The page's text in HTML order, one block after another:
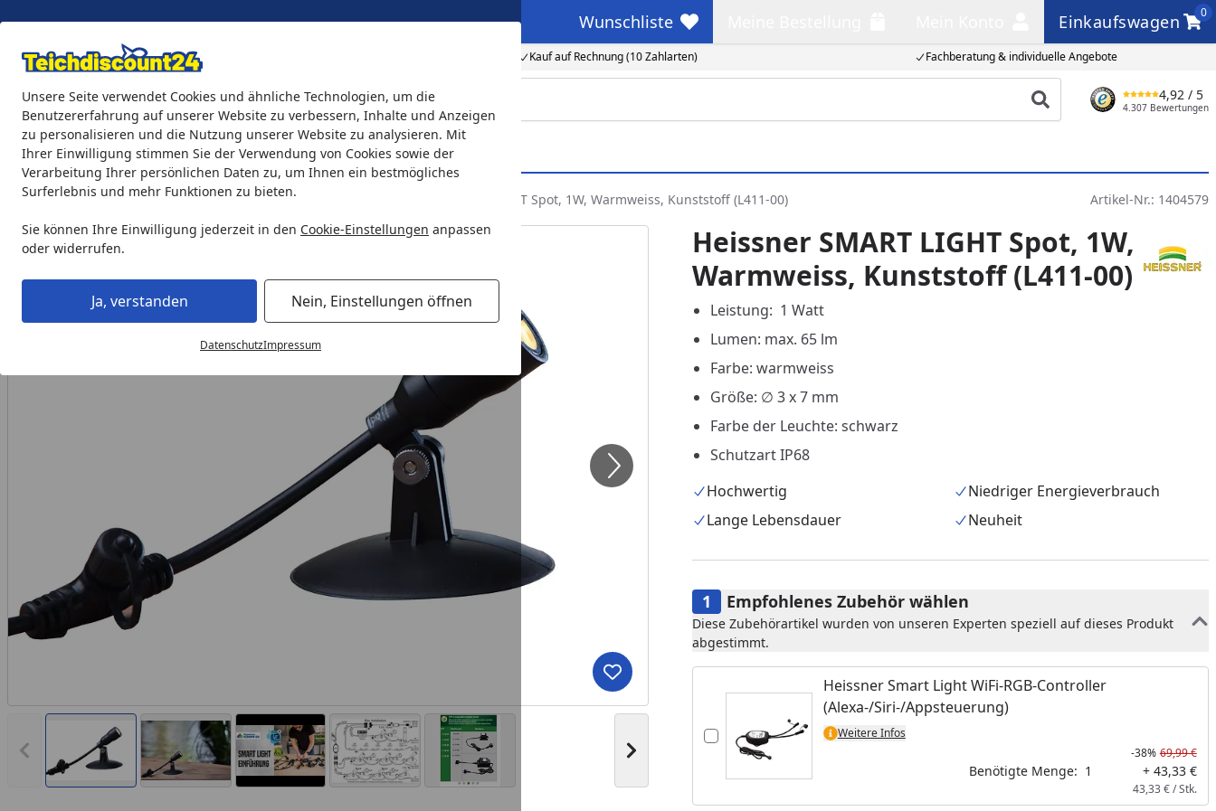
Unsere Seite verwendet Cookies und ähnliche Technologien, um die
Benutzererfahrung auf unserer Website zu verbessern, Inhalte und Anzeigen
zu personalisieren und die Nutzung unserer Website zu analysieren. Mit
Ihrer Einwilligung stimmen Sie der Verwendung von Cookies sowie der
Verarbeitung Ihrer persönlichen Daten zu, um Ihnen ein bestmögliches
Surferlebnis und mehr Funktionen zu bieten.
Sie können Ihre Einwilligung jederzeit in den Cookie-Einstellungen anpassen
oder widerrufen.
Ja, verstanden Nein, Einstellungen öffnen
DatenschutzImpressum
Eigene Montage-Teams Kauf auf Rechnung (10 Zahlarten) Fachberatung & individuelle Angebote
Wunschliste
Wunschliste Einkaufswagen
0
Einkaufswagen
Produkt suchen
4,92 / 5
4.307 Bewertungen
Teichprodukte Aquaristik Söll Teichpflege & Fischfutter
Teichprodukte Teichbeleuchtung LED-Beleuchtung Heissner SMART LIGHT Spot, 1W, Warmweiss, Kunststoff (L411-00) Artikel-Nr.: 1404579
Vorheriges Bild anzeigen Nächstes Bild anzeigen
Produkt zur Wunschliste hinzufügen
Heissner SMART LIGHT Spot, 1W,
Warmweiss, Kunststoff (L411-00)
Leistung: 1 Watt
Lumen: max. 65 lm
Farbe: warmweiss
Größe: ∅ 3 x 7 mm
Farbe der Leuchte: schwarz
Schutzart IP68
Hochwertig
Niedriger Energieverbrauch
Lange Lebensdauer
Neuheit
Empfohlenes Zubehör wählen
Diese Zubehörartikel wurden von unseren Experten speziell auf dieses Produkt
abgestimmt.
Heissner Smart Light WiFi-RGB-Controller
(Alexa-/Siri-/Appsteuerung)
Weitere Infos
-38% 69,99 €
Benötigte Menge: 1 + 43,33 €
43,33 € / Stk.